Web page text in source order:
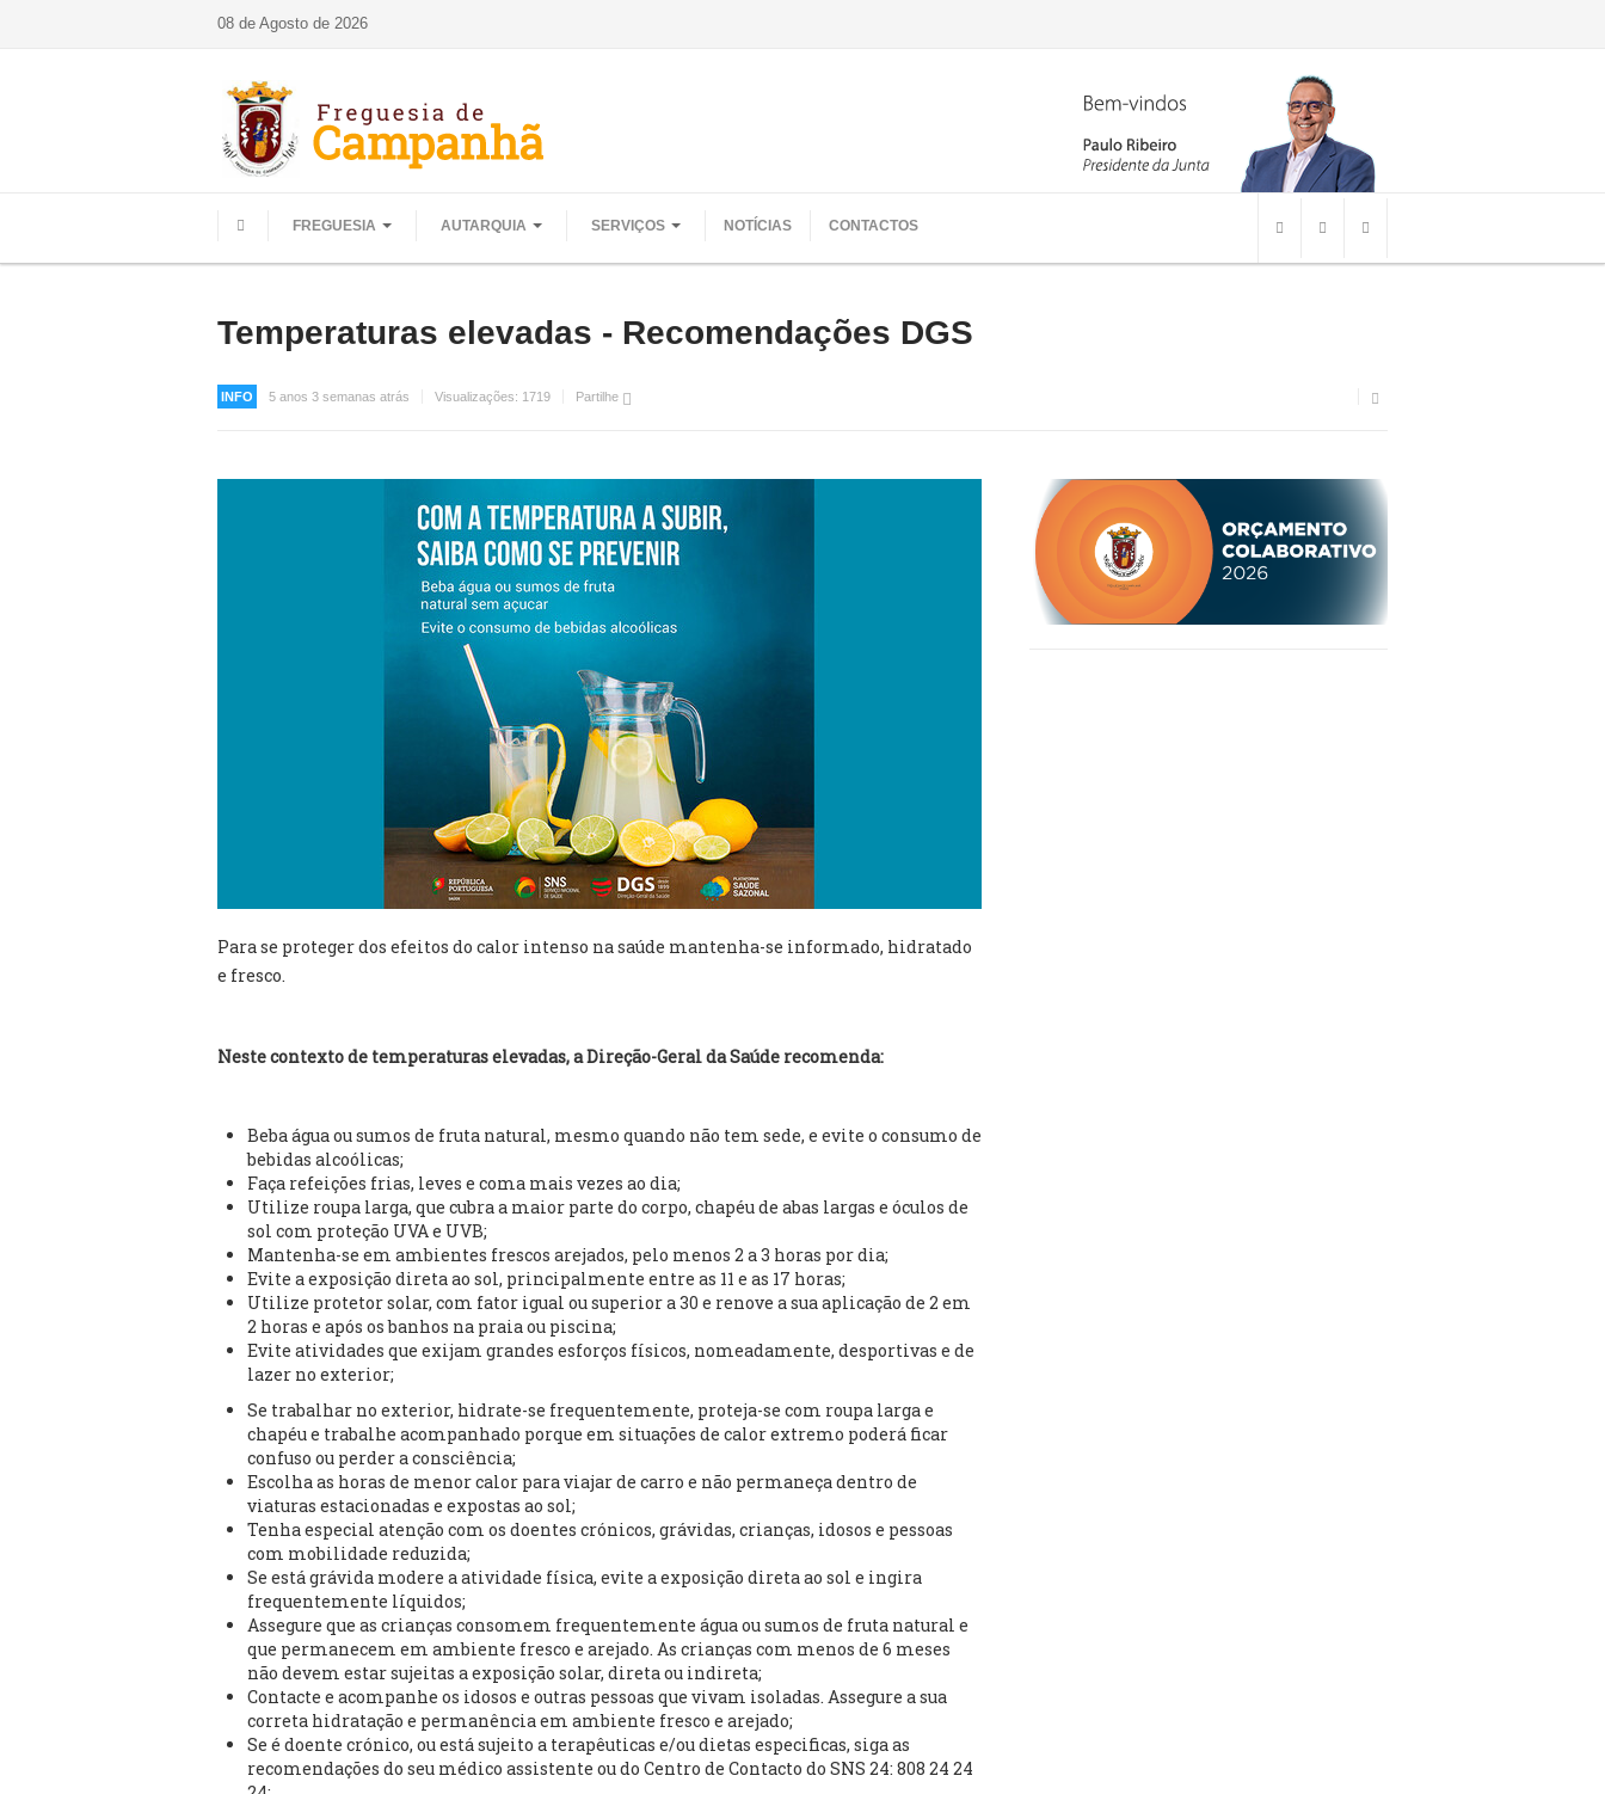
08 de Agosto de 2026
FREGUESIA AUTARQUIA SERVIÇOS NOTÍCIAS CONTACTOS
Temperaturas elevadas - Recomendações DGS
INFO 5 anos 3 semanas atrás Visualizações: 1719 Partilhe
Para se proteger dos efeitos do calor intenso na saúde mantenha-se informado, hidratado
e fresco.
Neste contexto de temperaturas elevadas, a Direção-Geral da Saúde recomenda:
Beba água ou sumos de fruta natural, mesmo quando não tem sede, e evite o consumo de
bebidas alcoólicas;
Faça refeições frias, leves e coma mais vezes ao dia;
Utilize roupa larga, que cubra a maior parte do corpo, chapéu de abas largas e óculos de
sol com proteção UVA e UVB;
Mantenha-se em ambientes frescos arejados, pelo menos 2 a 3 horas por dia;
Evite a exposição direta ao sol, principalmente entre as 11 e as 17 horas;
Utilize protetor solar, com fator igual ou superior a 30 e renove a sua aplicação de 2 em
2 horas e após os banhos na praia ou piscina;
Evite atividades que exijam grandes esforços físicos, nomeadamente, desportivas e de
lazer no exterior;
Se trabalhar no exterior, hidrate-se frequentemente, proteja-se com roupa larga e
chapéu e trabalhe acompanhado porque em situações de calor extremo poderá ficar
confuso ou perder a consciência;
Escolha as horas de menor calor para viajar de carro e não permaneça dentro de
viaturas estacionadas e expostas ao sol;
Tenha especial atenção com os doentes crónicos, grávidas, crianças, idosos e pessoas
com mobilidade reduzida;
Se está grávida modere a atividade física, evite a exposição direta ao sol e ingira
frequentemente líquidos;
Assegure que as crianças consomem frequentemente água ou sumos de fruta natural e
que permanecem em ambiente fresco e arejado. As crianças com menos de 6 meses
não devem estar sujeitas a exposição solar, direta ou indireta;
Contacte e acompanhe os idosos e outras pessoas que vivam isoladas. Assegure a sua
correta hidratação e permanência em ambiente fresco e arejado;
Se é doente crónico, ou está sujeito a terapêuticas e/ou dietas especificas, siga as
recomendações do seu médico assistente ou do Centro de Contacto do SNS 24: 808 24 24